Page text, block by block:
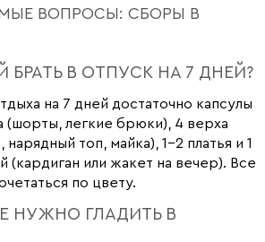
ВОПРОСЫ: СБОРЫ В
БРАТЬ В ОТПУСК НА 7 ДНЕЙ?
на 7 дней достаточно капсулы
(шорты, легкие брюки), 4 верха
топ, майка), 1-2 платья и 1
(кардиган или жакет на вечер). Все
по цвету.
НУЖНО ГЛАДИТЬ В